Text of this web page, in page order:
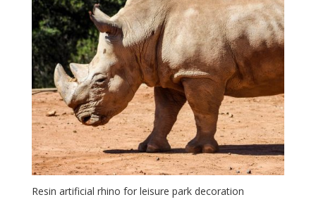
Resin artificial rhino for leisure park decoration